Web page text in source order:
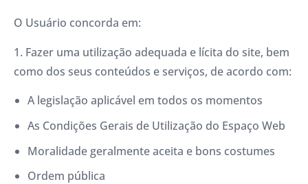
O Usuário concorda em:
1. Fazer uma utilização adequada e lícita do site, bem
como dos seus conteúdos e serviços, de acordo com:
A legislação aplicável em todos os momentos
As Condições Gerais de Utilização do Espaço Web
Moralidade geralmente aceita e bons costumes
Ordem pública